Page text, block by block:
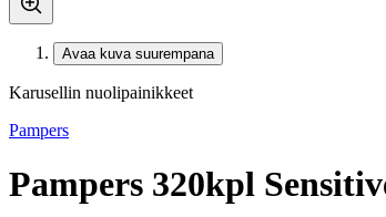
Avaa kuva suurempana
Karusellin nuolipainikkeet
Pampers
Pampers 320kpl